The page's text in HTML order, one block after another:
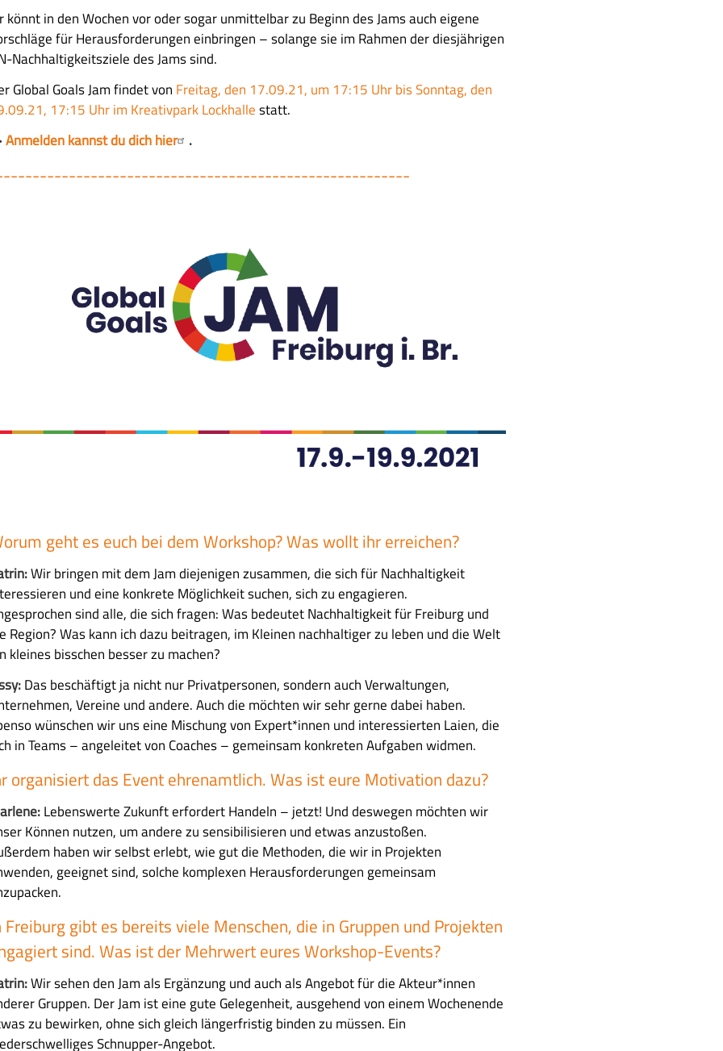
könnt in den Wochen vor oder sogar unmittelbar zu Beginn des Jams auch eigene
für Herausforderungen einbringen – solange sie im Rahmen der diesjährigen
Nachhaltigkeitsziele des Jams sind.
Global Goals Jam findet von Freitag, den 17.09.21, um 17:15 Uhr bis Sonntag, den
17:15 Uhr im Kreativpark Lockhallestatt.
Anmelden kannst du dich hier .
geht es euch bei dem Workshop? Was wollt ihr erreichen?
Wir bringen mit dem Jam diejenigen zusammen, die sich für Nachhaltigkeit
und eine konkrete Möglichkeit suchen, sich zu engagieren.
sind alle, die sich fragen: Was bedeutet Nachhaltigkeit für Freiburg und
Region? Was kann ich dazu beitragen, im Kleinen nachhaltiger zu leben und die Welt
kleines bisschen besser zu machen?
Das beschäftigt ja nicht nur Privatpersonen, sondern auch Verwaltungen,
Vereine und andere. Auch die möchten wir sehr gerne dabei haben.
wünschen wir uns eine Mischung von Expert*innen und interessierten Laien, die
in Teams – angeleitet von Coaches – gemeinsam konkreten Aufgaben widmen.
organisiert das Event ehrenamtlich. Was ist eure Motivation dazu?
Lebenswerte Zukunft erfordert Handeln – jetzt! Und deswegen möchten wir
Können nutzen, um andere zu sensibilisieren und etwas anzustoßen.
haben wir selbst erlebt, wie gut die Methoden, die wir in Projekten
geeignet sind, solche komplexen Herausforderungen gemeinsam
Freiburg gibt es bereits viele Menschen, die in Gruppen und Projekten
sind. Was ist der Mehrwert eures Workshop-Events?
Wir sehen den Jam als Ergänzung und auch als Angebot für die Akteur*innen
Gruppen. Der Jam ist eine gute Gelegenheit, ausgehend von einem Wochenende
zu bewirken, ohne sich gleich längerfristig binden zu müssen. Ein
Schnupper-Angebot.